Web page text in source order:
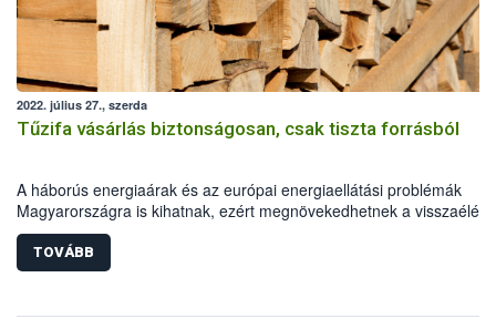
2022. július 27., szerda
Tűzifa vásárlás biztonságosan, csak tiszta forrásból
A háborús energiaárak és az európai energiaellátási problémák
Magyarországra is kihatnak, ezért megnövekedhetnek a
tűzifa beszerzéssel kapcsolatban. A csalások ellen a leghatásosabb
ellenszer, ha a vásárlók a tűzifa vásárlás előtt tájékozódnak és
az intő jeleket. Ebben számottevő segítséget nyújt a Nemzeti
hirdetéskeresője és folyamatosan bővülő tematikus információs
TOVÁBB